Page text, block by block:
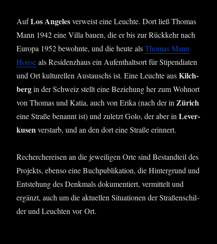
AufLos Ange­lesver­weist eine Leuch­te. Dort ließ Tho­mas
Mann 1942 eine Vil­la bau­en, die er bis zur Rück­kehr nach
Euro­pa 1952 bewohn­te, und die heu­te alsTho­mas Mann
Houseals Resi­denz­haus ein Auf­ent­halts­ort für Sti­pen­dia­ten
und Ort kul­tu­rel­len Aus­tauschs ist. Eine Leuch­te ausKilch­
bergin der Schweiz stellt eine Bezie­hung her zum Wohn­ort
von Tho­mas und Katia, auch von Eri­ka (nach der in Zürich
eine Stra­ße benannt ist) und zuletzt Golo, der aber inLever­
ku­senver­starb, und an den dort eine Stra­ße erinnert.
Recher­che­rei­sen an die jewei­li­gen Orte sind Bestand­teil des
Pro­jekts, eben­so eine Buch­pu­bli­ka­ti­on, die Hin­ter­grund und
Ent­ste­hung des Denk­mals doku­men­tiert, ver­mit­telt und
ergänzt, auch um die aktu­el­len Situa­tio­nen der Stra­ßen­schil­
der und Leuch­ten vor Ort.